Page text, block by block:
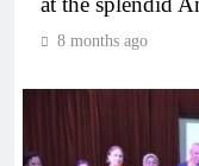
8 months ago